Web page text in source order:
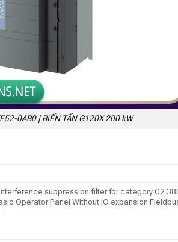
0AB0 | BIẾN TẦN G120X 200 kW
suppression filter for category C2
Operator Panel Without IO expansion